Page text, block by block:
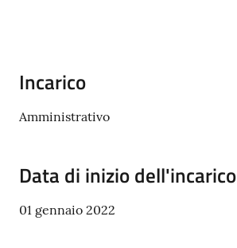
Servizi
on-
line
Incarico
Amministrativo
Data di inizio dell'incarico
01 gennaio 2022